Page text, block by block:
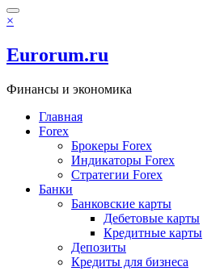
×
Eurorum.ru
Финансы и экономика
Главная
Forex
Брокеры Forex
Индикаторы Forex
Стратегии Forex
Банки
Банковские карты
Дебетовые карты
Кредитные карты
Депозиты
Кредиты для бизнеса